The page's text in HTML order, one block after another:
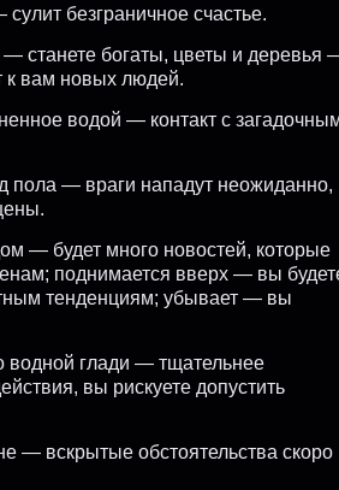
безграничное счастье.
— станете богаты, цветы и деревья
к вам новых людей.
водой — контакт с
пола — враги нападут неожиданно,
— будет много новостей, которые
поднимается вверх — вы
тенденциям; убывает — вы
водной глади — тщательнее
вы рискуете допустить
— вскрытые обстоятельства скоро